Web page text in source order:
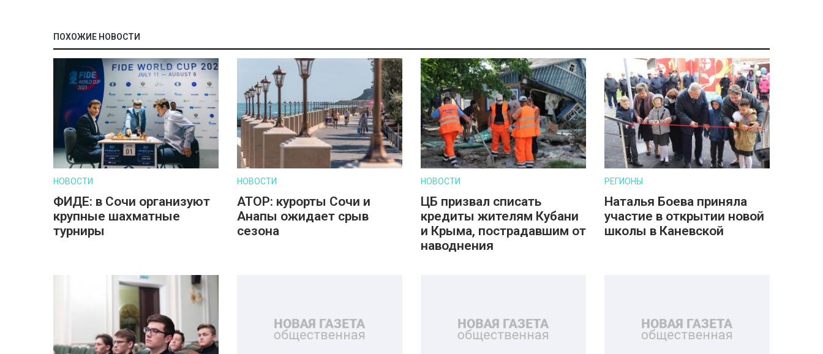
ПОХОЖИЕ НОВОСТИ
НОВОСТИ
ФИДЕ: в Сочи организуют
крупные шахматные
турниры
НОВОСТИ
АТОР: курорты Сочи и
Анапы ожидает срыв
сезона
НОВОСТИ
ЦБ призвал списать
кредиты жителям Кубани
и Крыма, пострадавшим от
наводнения
РЕГИОНЫ
Наталья Боева приняла
участие в открытии новой
школы в Каневской